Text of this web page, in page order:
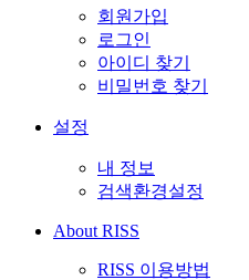
회원가입
로그인
아이디 찾기
비밀번호 찾기
설정
내 정보
검색환경설정
About RISS
RISS 이용방법